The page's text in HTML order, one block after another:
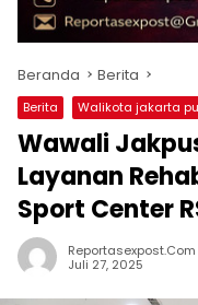
Beranda Berita
Berita Walikota jakarta
Wawali
Layanan
Sport Center
Reportasexpost.com
Juli 27, 2025